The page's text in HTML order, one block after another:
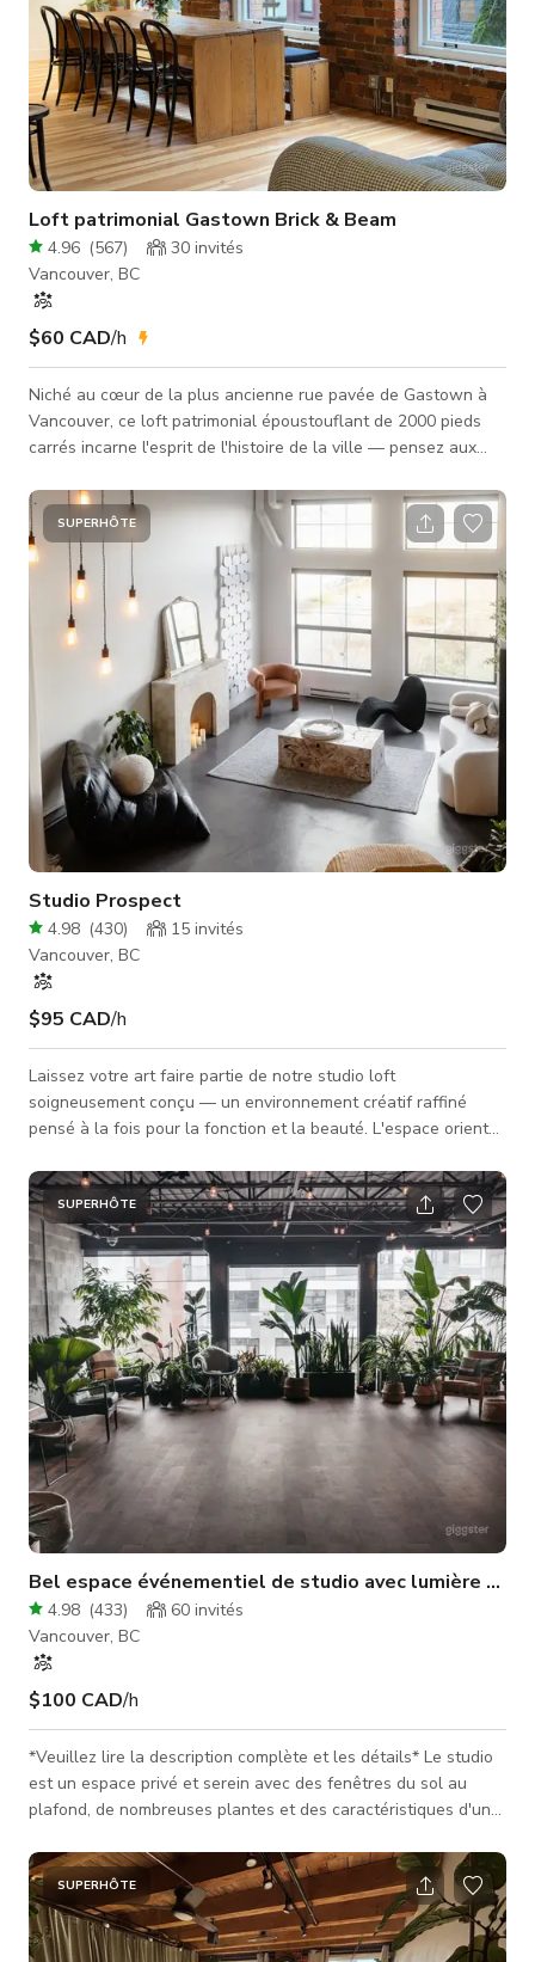
Loft patrimonial Gastown Brick & Beam
4.96 (567) 30 invités
Vancouver, BC
$60 CAD/h
Niché au cœur de la plus ancienne rue pavée de Gastown à
Vancouver, ce loft patrimonial époustouflant de 2000 pieds
carrés incarne l'esprit de l'histoire de la ville — pensez aux
bois apparentes et aux planchers en bois poli qui brillent sous
la lumière naturelle. Converti d'un ancien entrepôt Malkin &
Co Grocery au début des années 2000, il offre ce mélange
parfait entre le charme urbain brut et la modernité, en faisan
SUPERHÔTE
Studio Prospect
4.98 (430) 15 invités
Vancouver, BC
$95 CAD/h
Laissez votre art faire partie de notre studio loft
soigneusement conçu — un environnement créatif raffiné
pensé à la fois pour la fonction et la beauté. L'espace orienté
plafonds de 16 pieds de hauteur et des murs blancs
immaculés, créant le décor idéal pour des productions
photographiques et vidéographiques ainsi que pour accueillir
des événements mémorables. Chaque détail a été pris en
compte : des meubles sur
SUPERHÔTE
Bel espace événementiel de studio avec lumière
4.98 (433) 60 invités
Vancouver, BC
$100 CAD/h
*Veuillez lire la description complète et les détails* Le studio
est un espace privé et serein avec des fenêtres du sol au
plafond, de nombreuses plantes et des caractéristiques d'un
et des rassemblements et événements intimes ! C'est un
espace privé au deuxième étage d'une boulangerie-café-
boutique. Le rez-de-chaussée abrite le magasin de détail et le
café. L'entrée au deuxième étage se fait par la boutique ou p
SUPERHÔTE